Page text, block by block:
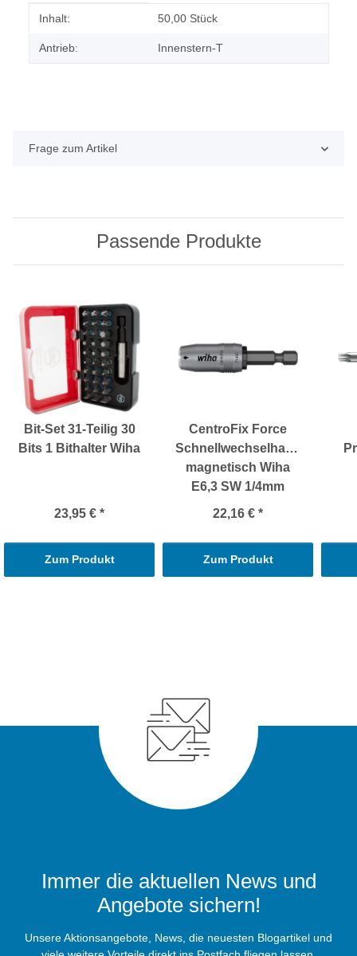
Produkteigenschaft
Wert
Inhalt: 50,00 Stück
Antrieb: Innenstern-T
Frage zum Artikel
Passende Produkte
Bit-Set 31-Teilig 30
Bits 1 Bithalter Wiha
23,95 € *
Zum Produkt
CentroFix Force
Schnellwechselhalter
magnetisch Wiha
E6,3 SW 1/4mm
22,16 € *
Zum Produkt
Immer die aktuellen News und
Angebote sichern!
Unsere Aktionsangebote, News, die neuesten Blogartikel und